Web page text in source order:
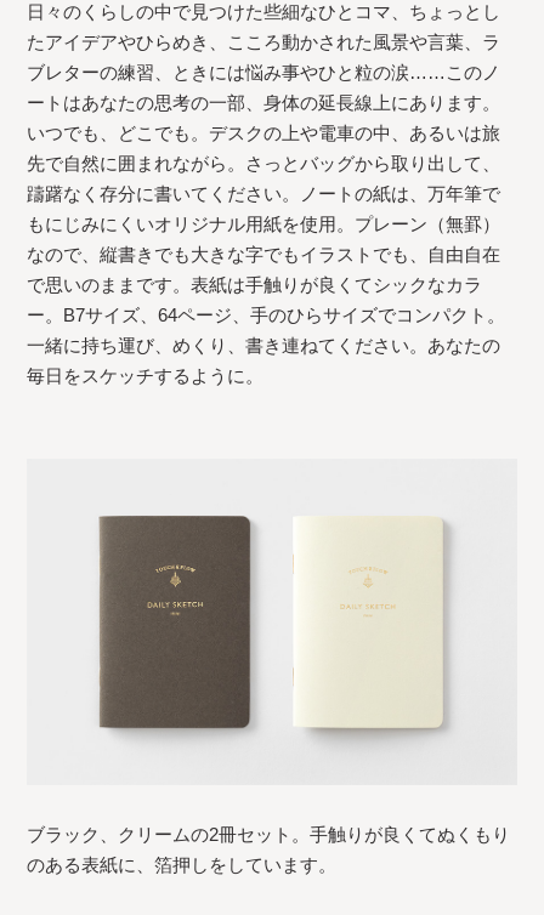
日々のくらしの中で見つけた些細なひとコマ、ちょっとし
たアイデアやひらめき、こころ動かされた風景や言葉、ラ
ブレターの練習、ときには悩み事やひと粒の涙……このノ
ートはあなたの思考の一部、身体の延長線上にあります。
いつでも、どこでも。デスクの上や電車の中、あるいは旅
先で自然に囲まれながら。さっとバッグから取り出して、
躊躇なく存分に書いてください。ノートの紙は、万年筆で
もにじみにくいオリジナル用紙を使用。プレーン（無罫）
なので、縦書きでも大きな字でもイラストでも、自由自在
で思いのままです。表紙は手触りが良くてシックなカラ
ー。B7サイズ、64ページ、手のひらサイズでコンパクト。
一緒に持ち運び、めくり、書き連ねてください。あなたの
毎日をスケッチするように。
ブラック、クリームの2冊セット。手触りが良くてぬくもり
のある表紙に、箔押しをしています。